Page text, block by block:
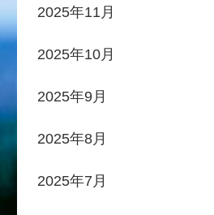
2025年11月
2025年10月
2025年9月
2025年8月
2025年7月